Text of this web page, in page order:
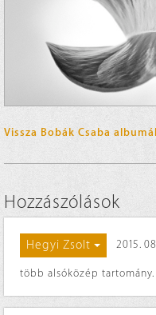
Vissza Bobák Csaba
Hozzászólások
Hegyi Zsolt 2015.
több alsóközép tartomány.